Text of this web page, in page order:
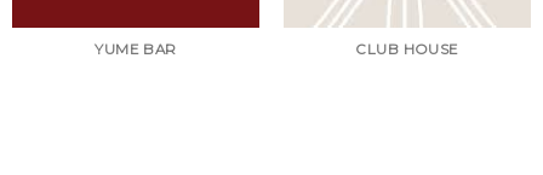
YUME BAR CLUB HOUSE